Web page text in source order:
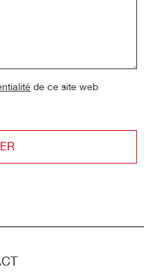
de ce site web